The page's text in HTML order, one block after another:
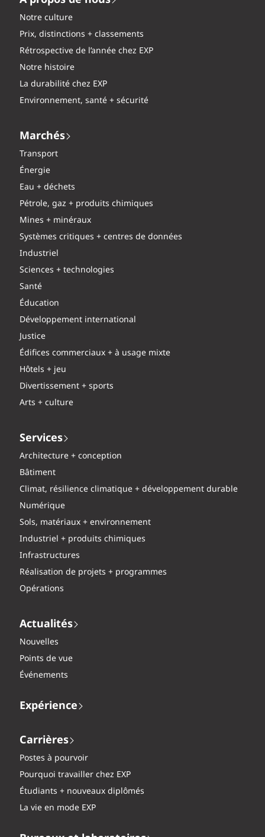
Notre culture
Prix, distinctions + classements
Rétrospective de l’année chez EXP
Notre histoire
La durabilité chez EXP
Environnement, santé + sécurité
Marchés
Transport
Énergie
Eau + déchets
Pétrole, gaz + produits chimiques
Mines + minéraux
Systèmes critiques + centres de données
Industriel
Sciences + technologies
Santé
Éducation
Développement international
Justice
Édifices commerciaux + à usage mixte
Hôtels + jeu
Divertissement + sports
Arts + culture
Services
Architecture + conception
Bâtiment
Climat, résilience climatique + développement durable
Numérique
Sols, matériaux + environnement
Industriel + produits chimiques
Infrastructures
Réalisation de projets + programmes
Opérations
Actualités
Nouvelles
Points de vue
Événements
Expérience
Carrières
Postes à pourvoir
Pourquoi travailler chez EXP
Étudiants + nouveaux diplômés
La vie en mode EXP